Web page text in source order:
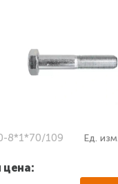
8*1*70/109 Ед.
цена: